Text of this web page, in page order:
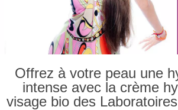
Offrez à votre peau une
intense avec la crème
visage bio des